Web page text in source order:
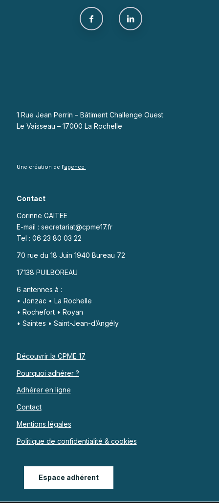
1 Rue Jean Perrin – Bâtiment Challenge Ouest
Le Vaisseau – 17000 La Rochelle
Une création de l’agence
Contact
Corinne GAITEE
E-mail : secretariat@cpme17.fr
Tel : 06 23 80 03 22
70 rue du 18 Juin 1940 Bureau 72
17138 PUILBOREAU
6 antennes à :
• Jonzac • La Rochelle
• Rochefort • Royan
• Saintes • Saint-Jean-d’Angély
Découvrir la CPME 17
Pourquoi adhérer ?
Adhérer en ligne
Contact
Mentions légales
Politique de confidentialité & cookies
Espace adhérent